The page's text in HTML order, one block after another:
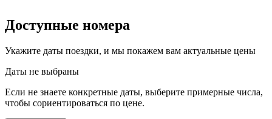
Доступные номера
Укажите даты поездки, и мы покажем вам актуальные цены
Даты не выбраны
Если не знаете конкретные даты, выберите примерные числа,
чтобы сориентироваться по цене.